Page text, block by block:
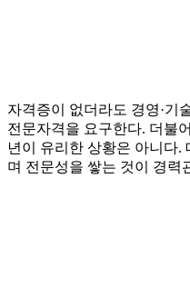
자격증이 없더라도 경영·기
전문자격을 요구한다. 더불
년이 유리한 상황은 아니다
며 전문성을 쌓는 것이 경력